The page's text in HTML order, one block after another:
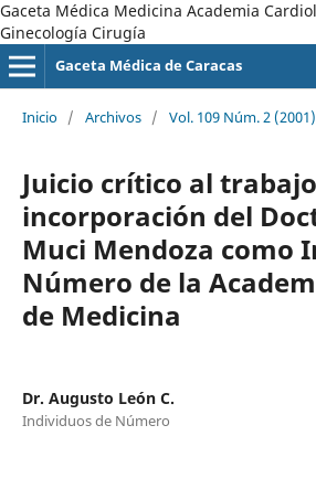
Gaceta Médica Medicina Academia
Ginecología Cirugía
Gaceta Médica de Caracas
Inicio / Archivos / Vol. 109 Núm. 2 (2001)
Juicio crítico al
incorporación del
Muci Mendoza como
Número de la
de Medicina
Dr. Augusto León C.
Individuos de Número